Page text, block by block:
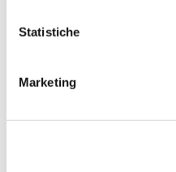
Statistiche
Marketing